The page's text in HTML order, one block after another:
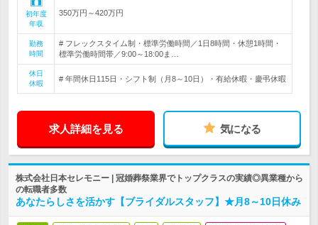
初年度
年収
350万円～420万円
勤務
時間
# フレックスタイム制・標準労働時間／1日8時間・休憩1時間・
標準労働時間帯／9:00～18:00ま…
休日
休暇
# 年間休日115日・シフト制（月8～10日）・有給休暇・慶弔休暇
求人詳細を見る 気になる
株式会社日本セレモニー | 冠婚葬祭業界でトップクラスの実績◎異業種から
の転職者多数
あなたらしさを活かす【ブライダルスタッフ】★月8～10日休み